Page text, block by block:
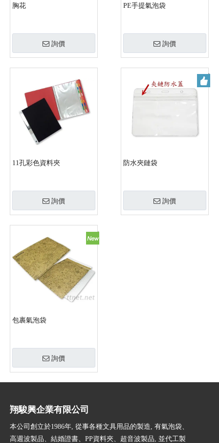
胸花
詢價
PE手提氣泡袋
詢價
11孔彩色資料夾
詢價
防水夾鏈袋
詢價
包裹氣泡袋
詢價
翔駿興企業有限公司
本公司創立於1986年, 從事各種文具用品的製造, 有氣泡袋、
高週波製品、結婚證書、PP資料夾、超音波製品, 並代工製